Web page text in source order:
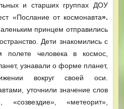
и старших группах ДОУ
«Послание от космонавта».
принцем отправились
Дети знакомились с
человека в космос,
узнавали о форме планет,
вокруг своей оси.
уточнили значение слов
«созвездие», «метеорит»,